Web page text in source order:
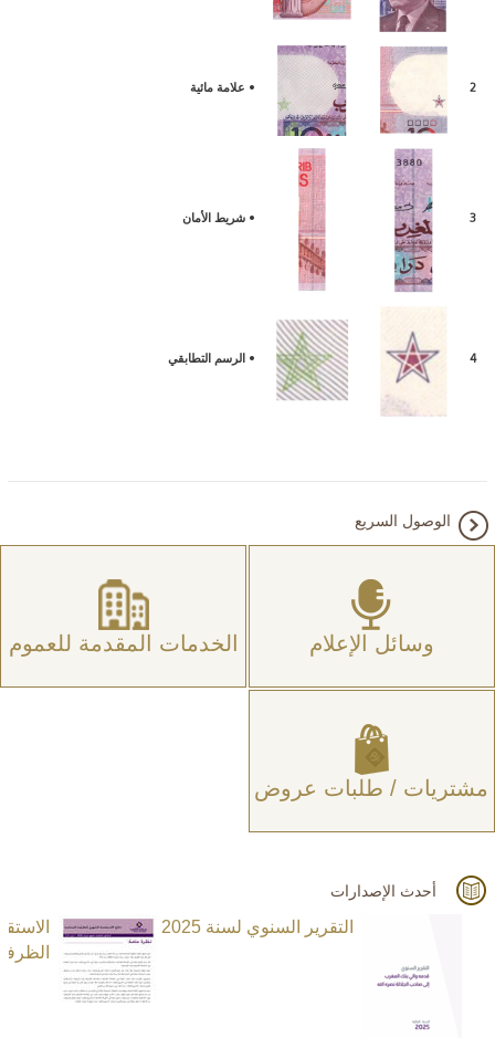
2
• علامة مائية
3
• شريط الأمان
4
• الرسم التطابقي
الوصول السريع
وسائل الإعلام الخدمات المقدمة للعموم
مشتريات / طلبات عروض
أحدث الإصدارات
التقرير السنوي لسنة 2025